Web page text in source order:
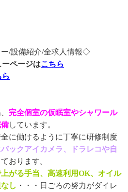
/設備紹介/全求人情報◇
ページはこちら
ら
完全個室の仮眠室やシャワール
しています。
に働けるように丁寧に研修制度
ックアイカメラ、ドラレコや自
ております。
がる手当、高速利用OK、オイル
し ・・・日ごろの努力がダイレ